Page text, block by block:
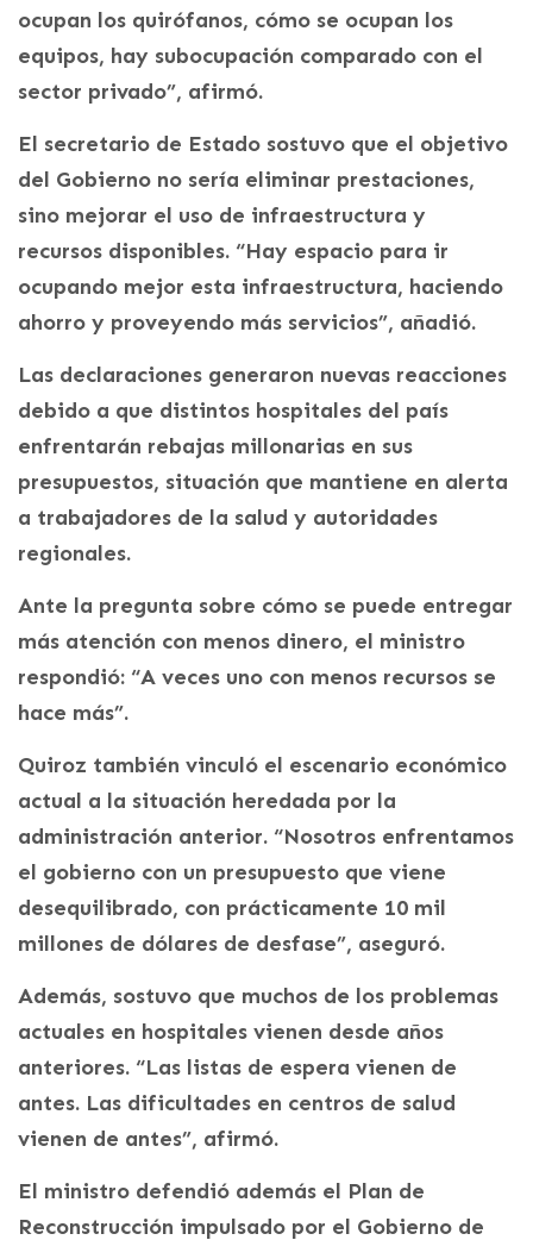
ocupan los quirófanos, cómo se ocupan los
equipos, hay subocupación comparado con el
sector privado”, afirmó.
El secretario de Estado sostuvo que el objetivo
del Gobierno no sería eliminar prestaciones,
sino mejorar el uso de infraestructura y
recursos disponibles. “Hay espacio para ir
ocupando mejor esta infraestructura, haciendo
ahorro y proveyendo más servicios”, añadió.
Las declaraciones generaron nuevas reacciones
debido a que distintos hospitales del país
enfrentarán rebajas millonarias en sus
presupuestos, situación que mantiene en alerta
a trabajadores de la salud y autoridades
regionales.
Ante la pregunta sobre cómo se puede entregar
más atención con menos dinero, el ministro
respondió: “A veces uno con menos recursos se
hace más”.
Quiroz también vinculó el escenario económico
actual a la situación heredada por la
administración anterior. “Nosotros enfrentamos
el gobierno con un presupuesto que viene
desequilibrado, con prácticamente 10 mil
millones de dólares de desfase”, aseguró.
Además, sostuvo que muchos de los problemas
actuales en hospitales vienen desde años
anteriores. “Las listas de espera vienen de
antes. Las dificultades en centros de salud
vienen de antes”, afirmó.
El ministro defendió además el Plan de
Reconstrucción impulsado por el Gobierno de